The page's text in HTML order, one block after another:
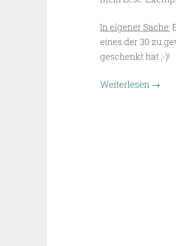
In eigener Sache:
eines der 30 zu
geschenkt hat ;-)!
Weiterlesen →